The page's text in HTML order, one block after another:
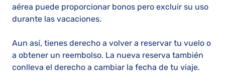
aérea puede proporcionar bonos pero excluir su uso
durante las vacaciones.
Aun así, tienes derecho a volver a reservar tu vuelo o
a obtener un reembolso. La nueva reserva también
conlleva el derecho a cambiar la fecha de tu viaje.